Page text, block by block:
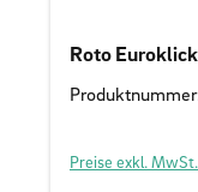
Roto
Preise exkl.